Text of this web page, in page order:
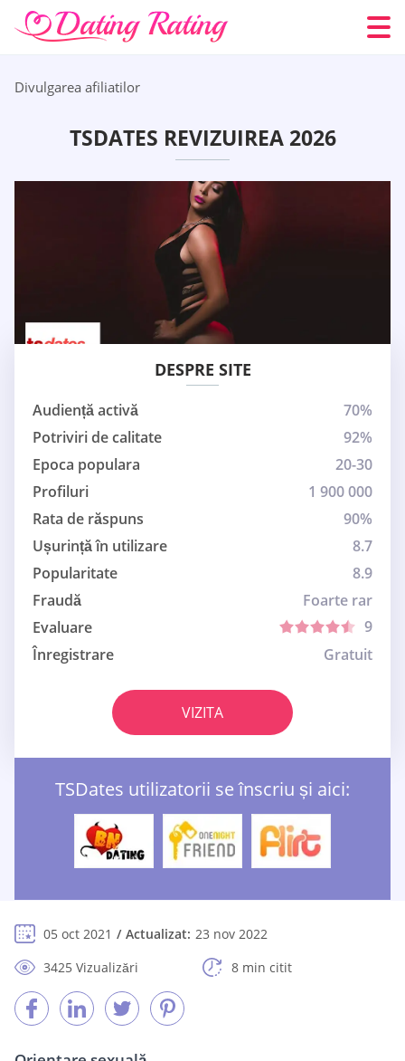
Divulgarea afiliatilor
TSDATES REVIZUIREA 2026
DESPRE SITE
Audiență activă
70%
Potriviri de calitate
92%
Epoca populara
20-30
Profiluri
1 900 000
Rata de răspuns
90%
Ușurință în utilizare
8.7
Popularitate
8.9
Fraudă
Foarte rar
Evaluare
9
Înregistrare
Gratuit
VIZITA
TSDates utilizatorii se înscriu și aici:
05 oct 2021 Actualizat: 23 nov 2022
3425 Vizualizări
8 min citit